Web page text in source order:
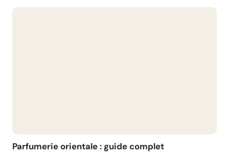
Parfumerie orientale : guide complet